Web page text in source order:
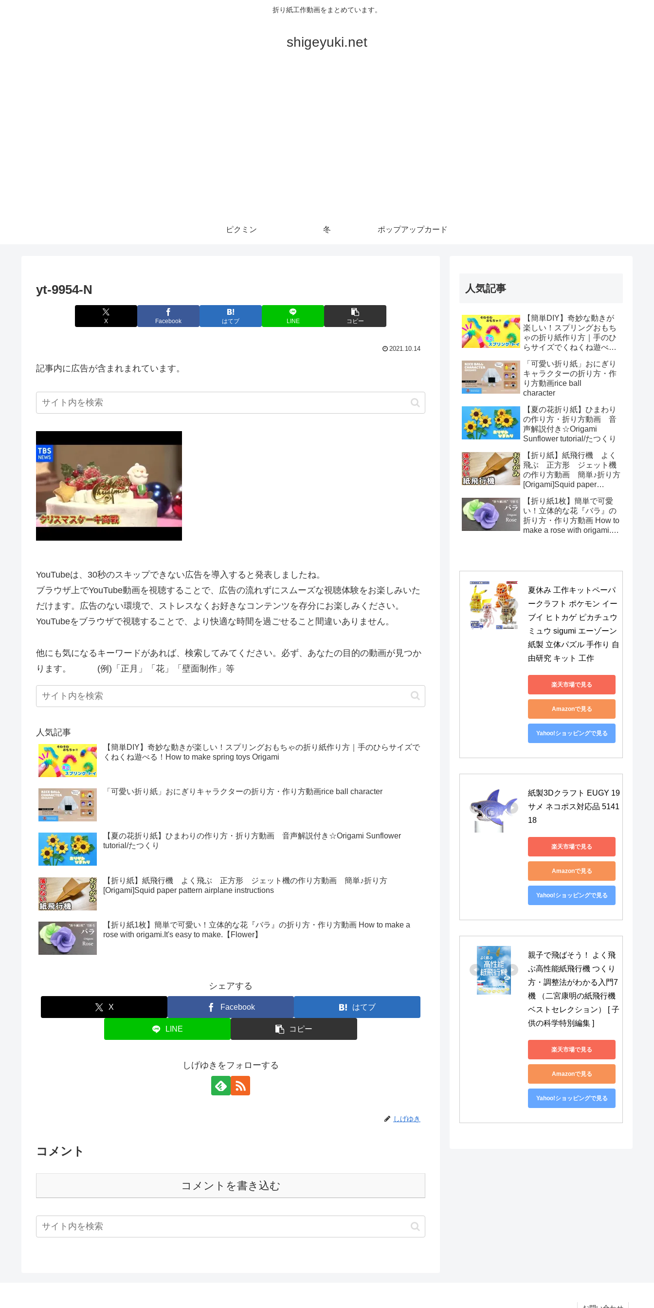
折り紙工作動画をまとめています。
shigeyuki.net
ピクミン 冬 ポップアップカード
yt-9954-N
X Facebook はてブ LINE コピー
2021.10.14
記事内に広告が含まれまれています。
YouTubeは、30秒のスキップできない広告を導入すると発表しましたね。
ブラウザ上でYouTube動画を視聴することで、広告の流れずにスムーズな視聴体験をお楽しみいた
だけます。広告のない環境で、ストレスなくお好きなコンテンツを存分にお楽しみください。
YouTubeをブラウザで視聴することで、より快適な時間を過ごせること間違いありません。
他にも気になるキーワードがあれば、検索してみてください。必ず、あなたの目的の動画が見つか
ります。 (例)「正月」「花」「壁面制作」等
人気記事
【簡単DIY】奇妙な動きが楽しい！スプリングおもちゃの折り紙作り方｜手のひらサイズで
くねくね遊べる！How to make spring toys Origami
「可愛い折り紙」おにぎりキャラクターの折り方・作り方動画rice ball character
【夏の花折り紙】ひまわりの作り方・折り方動画 音声解説付き☆Origami Sunflower
tutorial/たつくり
【折り紙】紙飛行機 よく飛ぶ 正方形 ジェット機の作り方動画 簡単♪折り方
[Origami]Squid paper pattern airplane instructions
【折り紙1枚】簡単で可愛い！立体的な花『バラ』の折り方・作り方動画 How to make a
rose with origami.It's easy to make.【Flower】
シェアする
X Facebook はてブ
LINE コピー
しげゆきをフォローする
しげゆき
コメント
コメントを書き込む
人気記事
【簡単DIY】奇妙な動きが
楽しい！スプリングおもち
ゃの折り紙作り方｜手のひ
らサイズでくねくね遊べ
toys Origami
「可愛い折り紙」おにぎり
キャラクターの折り方・作
り方動画rice ball
character
【夏の花折り紙】ひまわり
の作り方・折り方動画 音
声解説付き☆Origami
Sunflower tutorial/たつくり
【折り紙】紙飛行機 よく
飛ぶ 正方形 ジェット機
の作り方動画 簡単♪折り方
[Origami]Squid paper
【折り紙1枚】簡単で可愛
い！立体的な花『バラ』の
折り方・作り方動画 How to
make a rose with origami.It's
夏休み 工作キットペーパ
ークラフト ポケモン イー
ブイ ヒトカゲ ピカチュウ
ミュウ sigumi エーゾーン
紙製 立体パズル 手作り 自
由研究 キット 工作
楽天市場で見る
Amazonで見る
Yahoo!ショッピングで見る
紙製3Dクラフト EUGY 19
サメ ネコポス対応品 5141
18
楽天市場で見る
Amazonで見る
Yahoo!ショッピングで見る
親子で飛ばそう！ よく飛
ぶ高性能紙飛行機 つくり
方・調整法がわかる入門7
機 （二宮康明の紙飛行機
ベストセレクション） [ 子
供の科学特別編集 ]
楽天市場で見る
Amazonで見る
Yahoo!ショッピングで見る